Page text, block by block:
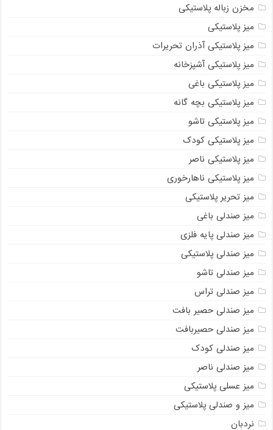
مخزن زباله پلاستیکی
میز پلاستیکی
میز پلاستیکی آذران تحریرات
میز پلاستیکی آشپزخانه
میز پلاستیکی باغی
میز پلاستیکی بچه گانه
میز پلاستیکی تاشو
میز پلاستیکی کودک
میز پلاستیکی ناصر
میز پلاستیکی ناهارخوری
میز تحریر پلاستیکی
میز صندلی باغی
میز صندلی پایه فلزی
میز صندلی پلاستیکی
میز صندلی تاشو
میز صندلی تراس
میز صندلی حصیر بافت
میز صندلی حصیربافت
میز صندلی کودک
میز صندلی ناصر
میز عسلی پلاستیکی
میز و صندلی پلاستیکی
نردبان